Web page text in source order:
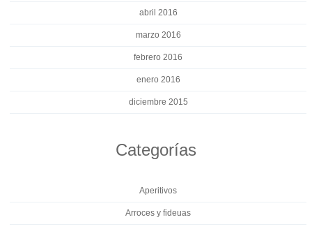
abril 2016
marzo 2016
febrero 2016
enero 2016
diciembre 2015
Categorías
Aperitivos
Arroces y fideuas